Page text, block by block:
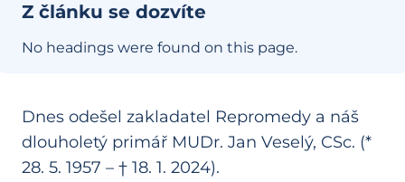
Z článku se dozvíte
No headings were found on this page.
Dnes odešel zakladatel Repromedy a náš
dlouholetý primář MUDr. Jan Veselý, CSc. (*
28. 5. 1957 – † 18. 1. 2024).